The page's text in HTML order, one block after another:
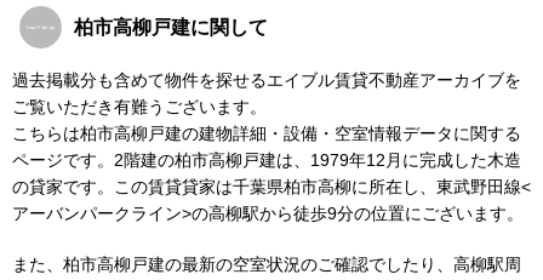
柏市高柳戸建に関して
過去掲載分も含めて物件を探せるエイブル賃貸不動産アーカイブを
ご覧いただき有難うございます。
こちらは柏市高柳戸建の建物詳細・設備・空室情報データに関する
ページです。2階建の柏市高柳戸建は、1979年12月に完成した木造
の貸家です。この賃貸貸家は千葉県柏市高柳に所在し、東武野田線<
アーバンパークライン>の高柳駅から徒歩9分の位置にございます。
また、柏市高柳戸建の最新の空室状況のご確認でしたり、高柳駅周